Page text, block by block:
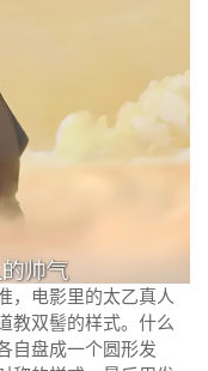
，电影里的太乙真人
教双髻的样式。什么
自盘成一个圆形发